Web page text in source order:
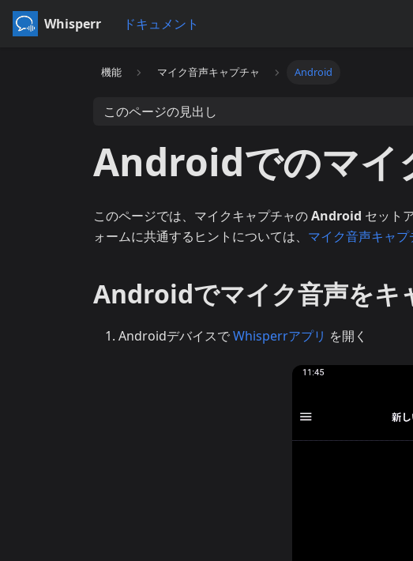
Whisperr ドキュメント
機能 マイク音声キャプチャ Android
このページの見出し
Androidでのマイ
このページでは、マイクキャプチャのAndroid セット
ォームに共通するヒントについては、 マイク音声キャ
Androidでマイク音声をキ
AndroidデバイスでWhisperrアプリ を開く